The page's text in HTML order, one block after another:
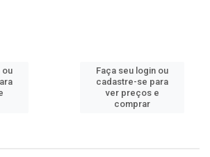
ou
Faça seu login ou
cadastre-se para
ver preços e
comprar